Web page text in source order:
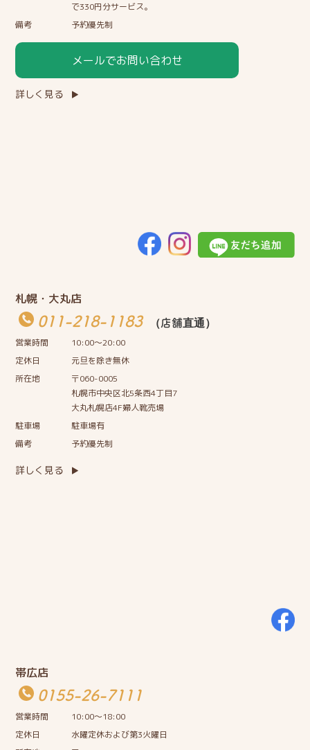
で330円分サービス。
備考
予約優先制
メールでお問い合わせ
詳しく見る
札幌・大丸店
011-218-1183
（店舗直通）
営業時間
10:00〜20:00
定休日
元旦を除き無休
所在地
〒060-0005
札幌市中央区北5条西4丁目7
大丸札幌店4F婦人靴売場
駐車場
駐車場有
備考
予約優先制
詳しく見る
帯広店
0155-26-7111
営業時間
10:00〜18:00
定休日
水曜定休および第3火曜日